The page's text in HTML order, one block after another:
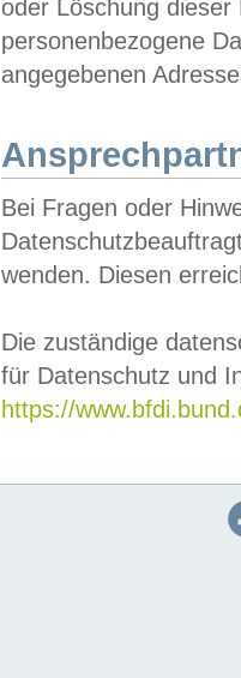
oder Löschung
personenbezogene
angegebenen
Bei Fragen oder
wenden. Diesen
Die zuständige
für Datenschutz und
https://